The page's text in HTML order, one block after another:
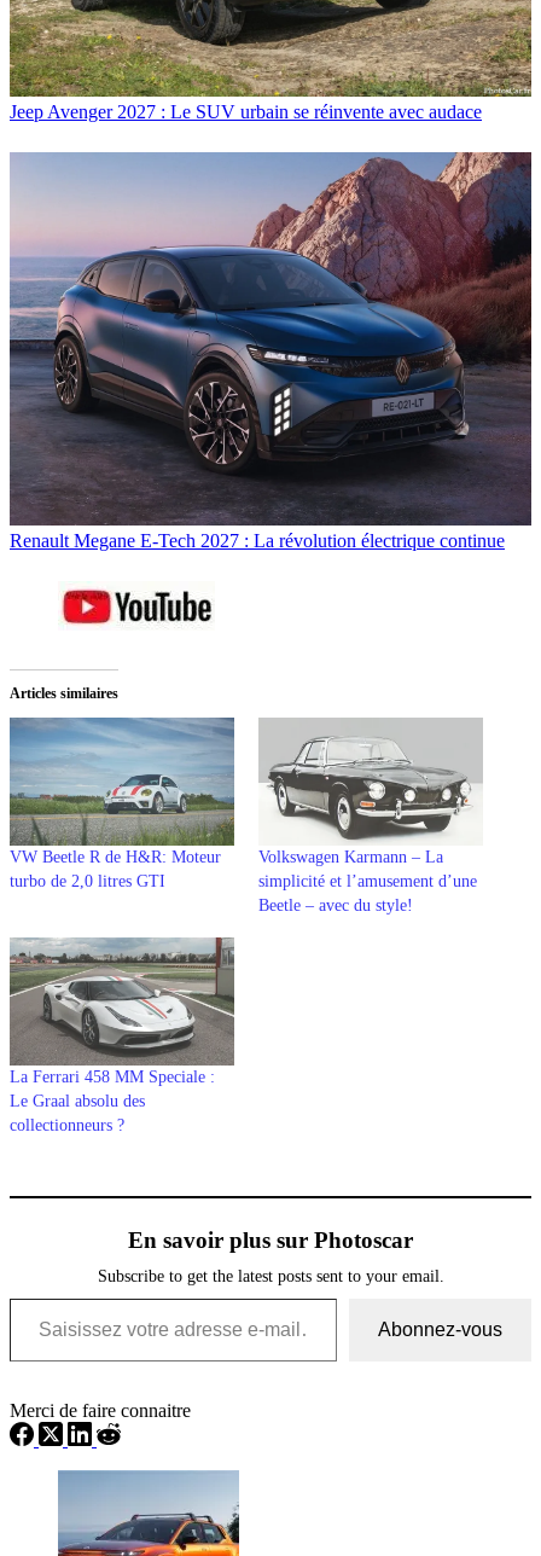
Jeep Avenger 2027 : Le SUV urbain se réinvente avec audace
Renault Megane E-Tech 2027 : La révolution électrique continue
Articles similaires
VW Beetle R de H&R: Moteur
turbo de 2,0 litres GTI
Volkswagen Karmann – La
simplicité et l’amusement d’une
Beetle – avec du style!
La Ferrari 458 MM Speciale :
Le Graal absolu des
collectionneurs ?
En savoir plus sur Photoscar
Subscribe to get the latest posts sent to your email.
Saisissez votre adresse e-mail…
Abonnez-vous
Merci de faire connaitre